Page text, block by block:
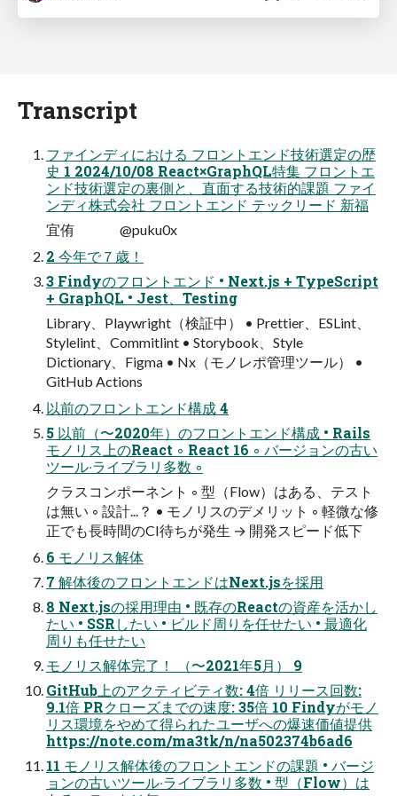
Transcript
ファインディにおける フロントエンド技術選定の歴
史 1 2024/10/08 React×GraphQL特集 フロントエ
ンド技術選定の裏側と、直⾯する技術的課題 ファイ
ンディ株式会社 フロントエンド テックリード 新福
宜侑 @puku0x
2 今年で７歳！
3 Findyのフロントエンド • Next.js + TypeScript
+ GraphQL • Jest、Testing
Library、Playwright（検証中） • Prettier、ESLint、
Stylelint、Commitlint • Storybook、Style
Dictionary、Figma • Nx（モノレポ管理ツール） •
GitHub Actions
以前のフロントエンド構成 4
5 以前（〜2020年）のフロントエンド構成 • Rails
モノリス上のReact ◦ React 16 ◦ バージョンの古い
ツール‧ライブラリ多数 ◦
クラスコンポーネント ◦ 型（Flow）はある、テスト
は無い ◦ 設計...？ • モノリスのデメリット ◦ 軽微な修
正でも⻑時間のCI待ちが発⽣ → 開発スピード低下
6 モノリス解体
7 解体後のフロントエンドはNext.jsを採⽤
8 Next.jsの採⽤理由 • 既存のReactの資産を活かし
たい • SSRしたい • ビルド周りを任せたい • 最適化
周りも任せたい
モノリス解体完了！ （〜2021年5⽉） 9
GitHub上のアクティビティ数: 4倍 リリース回数:
9.1倍 PRクローズまでの速度: 35倍 10 Findyがモノ
リス環境をやめて得られたユーザへの爆速価値提供
https://note.com/ma3tk/n/na502374b6ad6
11 モノリス解体後のフロントエンドの課題 • バージ
ョンの古いツール‧ライブラリ多数 • 型（Flow）は